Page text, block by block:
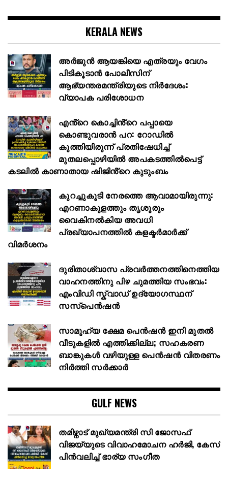
KERALA NEWS
അര്‍ജുന്‍ ആയങ്കിയെ എത്രയും വേഗം
പിടികൂടാന്‍ പോലീസിന്
ആഭ്യന്തരമന്ത്രിയുടെ നിര്‍ദേശം:
വ്യാപക പരിശോധന
എൻ്റെ കൊച്ചിൻ്റെ പപ്പായെ
കൊണ്ടുവരാന്‍ പറ: റോഡില്‍
കുത്തിയിരുന്ന് പ്രതിഷേധിച്ച്
മുതലപ്പൊഴിയില്‍ അപകടത്തില്‍പെട്ട്
കടലില്‍ കാണാതായ ഷിജിൻ്റെ കുടുംബം
കുറച്ചുകൂടി നേരത്തെ ആവാമായിരുന്നു:
എറണാകുളത്തും തൃശൂരും
വൈകിനൽകിയ അവധി
പ്രഖ്യാപനത്തില്‍ കളക്ടര്‍മാര്‍ക്ക്
വിമര്‍ശനം
ദുരിതാശ്വാസ പ്രവർത്തനത്തിനെത്തിയ
വാഹനത്തിനു പിഴ ചുമത്തിയ സംഭവം:
എംവിഡി സ്ക്വാഡ് ഉദ്യോഗസ്ഥന്
സസ്പെൻഷൻ
സാമൂഹ്യ ക്ഷേമ പെൻഷൻ ഇനി മുതൽ
വീടുകളിൽ എത്തിക്കില്ല; സഹകരണ
ബാങ്കുകൾ വഴിയുള്ള പെൻഷൻ വിതരണം
നിർത്തി സർക്കാർ
GULF NEWS
തമിഴ്നാട് മുഖ്യമന്ത്രി സി ജോസഫ്
വിജയ്‌യുടെ വിവാഹമോചന ഹർജി, കേസ്
പിൻവലിച്ച് ഭാര്യ സംഗീത